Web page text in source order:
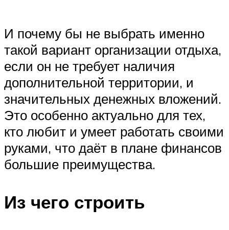
И почему бы не выбрать именно
такой вариант организации отдыха,
если он не требует наличия
дополнительной территории, и
значительных денежных вложений.
Это особенно актуально для тех,
кто любит и умеет работать своими
руками, что даёт в плане финансов
большие преимущества.
Из чего строить